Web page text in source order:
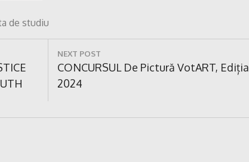
de studiu
NEXT POST
Next
Post:
CONCURSUL De Pictură VotART, Ediția
2024